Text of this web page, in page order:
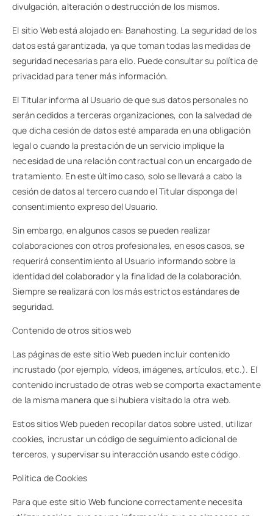
divulgación, alteración o destrucción de los mismos.
El sitio Web está alojado en: Banahosting. La seguridad de los
datos está garantizada, ya que toman todas las medidas de
seguridad necesarias para ello. Puede consultar su política de
privacidad para tener más información.
El Titular informa al Usuario de que sus datos personales no
serán cedidos a terceras organizaciones, con la salvedad de
que dicha cesión de datos esté amparada en una obligación
legal o cuando la prestación de un servicio implique la
necesidad de una relación contractual con un encargado de
tratamiento. En este último caso, solo se llevará a cabo la
cesión de datos al tercero cuando el Titular disponga del
consentimiento expreso del Usuario.
Sin embargo, en algunos casos se pueden realizar
colaboraciones con otros profesionales, en esos casos, se
requerirá consentimiento al Usuario informando sobre la
identidad del colaborador y la finalidad de la colaboración.
Siempre se realizará con los más estrictos estándares de
seguridad.
Contenido de otros sitios web
Las páginas de este sitio Web pueden incluir contenido
incrustado (por ejemplo, vídeos, imágenes, artículos, etc.). El
contenido incrustado de otras web se comporta exactamente
de la misma manera que si hubiera visitado la otra web.
Estos sitios Web pueden recopilar datos sobre usted, utilizar
cookies, incrustar un código de seguimiento adicional de
terceros, y supervisar su interacción usando este código.
Política de Cookies
Para que este sitio Web funcione correctamente necesita